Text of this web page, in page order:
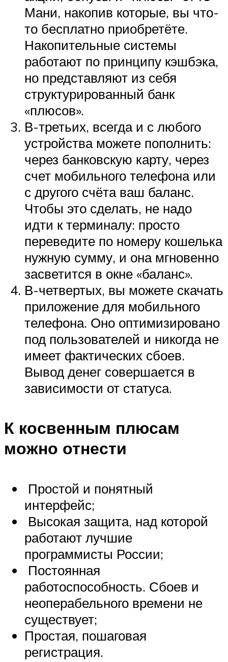
Мани, накопив которые, вы что-
то бесплатно приобретёте.
Накопительные системы
работают по принципу кэшбэка,
но представляют из себя
структурированный банк
«плюсов».
В-третьих, всегда и с любого
устройства можете пополнить:
через банковскую карту, через
счет мобильного телефона или
с другого счёта ваш баланс.
Чтобы это сделать, не надо
идти к терминалу: просто
переведите по номеру кошелька
нужную сумму, и она мгновенно
засветится в окне «баланс».
В-четвертых, вы можете скачать
приложение для мобильного
телефона. Оно оптимизировано
под пользователей и никогда не
имеет фактических сбоев.
Вывод денег совершается в
зависимости от статуса.
К косвенным плюсам
можно отнести
Простой и понятный
интерфейс;
Высокая защита, над которой
работают лучшие
программисты России;
Постоянная
работоспособность. Сбоев и
неоперабельного времени не
существует;
Простая, пошаговая
регистрация.